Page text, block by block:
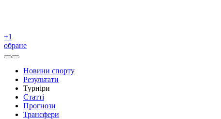
+1
обране
Новини спорту
Результати
Турніри
Статті
Прогнози
Трансфери